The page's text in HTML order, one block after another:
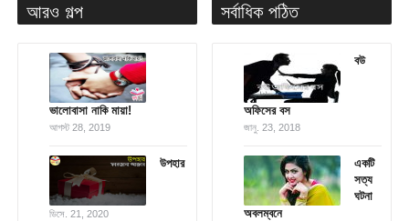
আরও গল্প
ভালোবাসা নাকি মায়া!
আগস্ট 28, 2019
উপহার
ডিসে. 21, 2020
সর্বাধিক পঠিত
বউ
অফিসের বস
জানু. 23, 2018
একটি
সত্য
ঘটনা
অবলম্বনে